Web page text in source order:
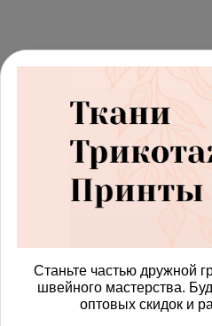
Станьте частью дружной
швейного мастерства.
оптовых скидок и